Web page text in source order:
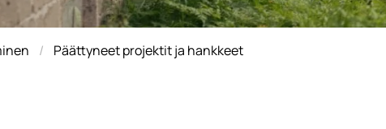
Päättyneet projektit ja hankkeet